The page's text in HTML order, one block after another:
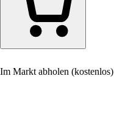
Im Markt abholen (kostenlos)